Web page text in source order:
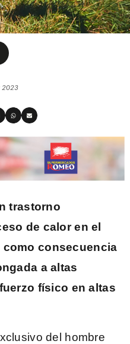
2023
trastorno
de calor en el
consecuencia
a altas
físico en altas
del hombre